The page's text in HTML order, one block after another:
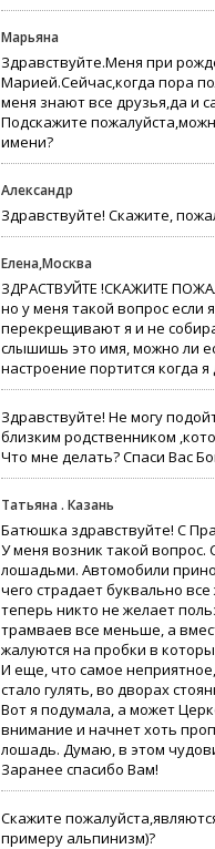
Марьяна
Здравствуйте.Меня при
Марией.Сейчас,когда пора
меня знают все друзья,да и
Подскажите
имени?
Александр
Здравствуйте! Скажите,
Елена,Москва
ЗДРАСТВУЙТЕ !СКАЖИТЕ
но у меня такой вопрос если
перекрещивают я и не
слышишь это имя, можно ли
настроение портится когда
Здравствуйте! Не могу
близким родственником
Что мне делать? Спаси Вас
Татьяна . Казань
Батюшка здравствуйте! С
У меня возник такой
лошадьми. Автомобили
чего страдает буквально
теперь никто не желает
трамваев все меньше, а
жалуются на пробки в
И еще, что самое
стало гулять, во дворах
Вот я подумала, а может
внимание и начнет хоть
лошадь. Думаю, в этом
Заранее спасибо Вам!
Скажите
примеру альпинизм)?